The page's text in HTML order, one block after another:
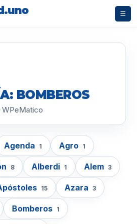
☰
BOMBEROS
WPeMatico
Agenda 1 Agro 1
8 Alberdi 1 Alem 3
15 Azara 3
Bomberos 1